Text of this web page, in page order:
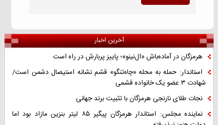
آخرین اخبار
هرمزگان در آماده‌باش «ال‌نینو»؛ پاییز پربارش در راه است
استاندار: حمله به محله «چاه‌تنگو» قشم نشانه استیصال دشمن است/
شهادت ۳ عضو یک خانواده قشمی
نجات طلای نارنجی هرمزگان با تثبیت برند جهانی
نماینده مجلس: استاندار هرمزگان پیگیر ۸۵ لیتر بنزین مازاد بود اما